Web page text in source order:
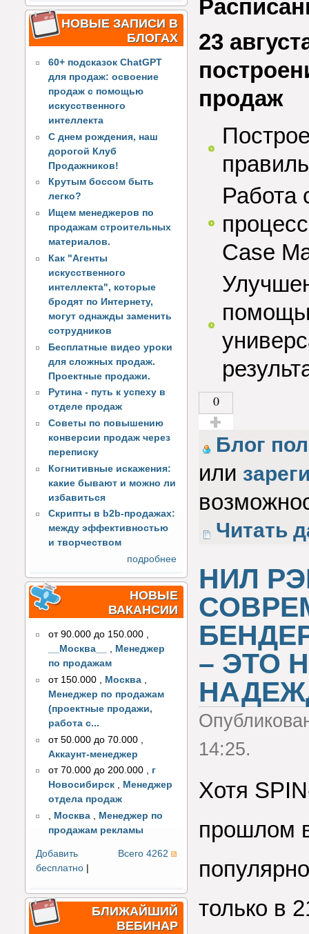
НОВЫЕ ЗАПИСИ В
БЛОГАХ
60+ подсказок ChatGPT
для продаж: освоение
продаж с помощью
искусственного
интеллекта
С днем рождения, наш
дорогой Клуб
Продажников!
Крутым боссом быть
легко?
Ищем менеджеров по
продажам строительных
материалов.
Как "Агенты
искусственного
интеллекта", которые
бродят по Интернету,
могут однажды заменить
сотрудников
Бесплатные видео уроки
для сложных продаж.
Проектные продажи.
Рутина - путь к успеху в
отделе продаж
Советы по повышению
конверсии продаж через
переписку
Когнитивные искажения:
какие бывают и можно ли
избавиться
Скрипты в b2b-продажах:
между эффективностью
и творчеством
подробнее
НОВЫЕ
ВАКАНСИИ
от 90.000 до 150.000 ,
__Москва__
, Менеджер
по продажам
от 150.000
Москва
Менеджер по продажам
(проектные продажи,
работа с...
от 50.000 до 70.000
Аккаунт-менеджер
от 70.000 до 200.000 , г
Новосибирск , Менеджер
отдела продаж
, Москва , Менеджер по
продажам рекламы
Всего 4262
Добавить
бесплатно
БЛИЖАЙШИЙ
ВЕБИНАР
23
продаж
Работа
Case
0
Голос за!
Блог
или
Читать
НИЛ
– ЭТО
14:25.
Хотя
прошлом
только в